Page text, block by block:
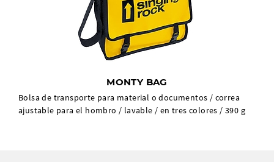
MONTY BAG
Bolsa de transporte para material o documentos / correa
ajustable para el hombro / lavable / en tres colores / 390 g